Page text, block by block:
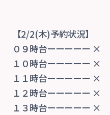
【2/2(木)予約状況】
０９時台ーーーーー ×
１０時台ーーーーー ×
１１時台ーーーーー ×
１２時台ーーーーー ×
１３時台ーーーーー ×